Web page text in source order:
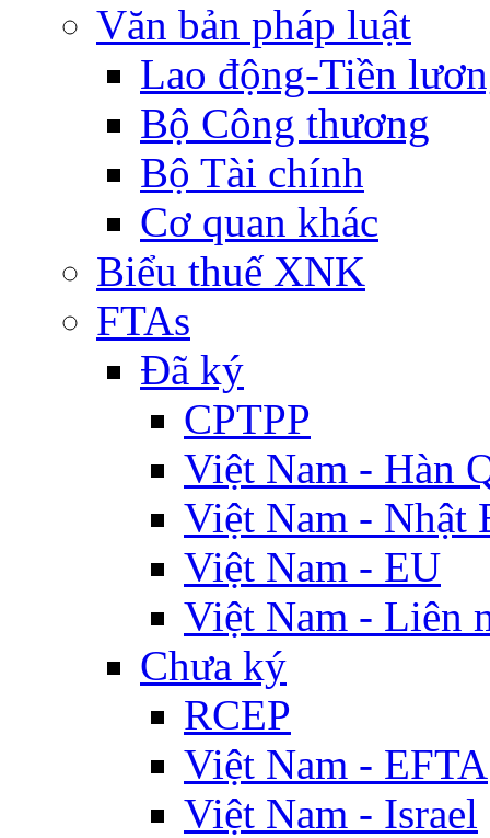
Văn bản pháp luật
Lao động-Tiền
Bộ Công thương
Bộ Tài chính
Cơ quan khác
Biểu thuế XNK
FTAs
Đã ký
CPTPP
Việt Nam - Hàn
Việt Nam - Nhật
Việt Nam - EU
Việt Nam - Liên
Chưa ký
RCEP
Việt Nam - EFTA
Việt Nam - Israel